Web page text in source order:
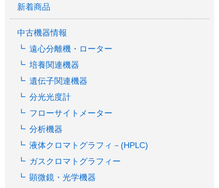
新着商品
中古機器情報
遠心分離機・ローター
培養関連機器
遺伝子関連機器
分光光度計
フローサイトメーター
分析機器
液体クロマトグラフィ－(HPLC)
ガスクロマトグラフィー
顕微鏡・光学機器